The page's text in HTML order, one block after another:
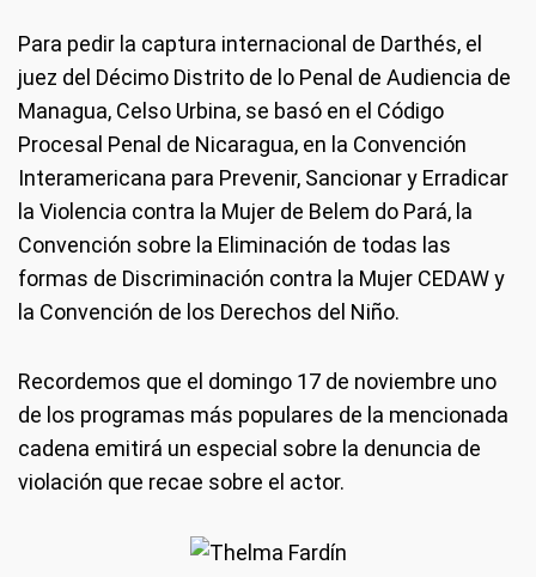
Para pedir la captura internacional de Darthés, el
juez del Décimo Distrito de lo Penal de Audiencia de
Managua, Celso Urbina, se basó en el Código
Procesal Penal de Nicaragua, en la Convención
Interamericana para Prevenir, Sancionar y Erradicar
la Violencia contra la Mujer de Belem do Pará, la
Convención sobre la Eliminación de todas las
formas de Discriminación contra la Mujer CEDAW y
la Convención de los Derechos del Niño.
Recordemos que el domingo 17 de noviembre uno
de los programas más populares de la mencionada
cadena emitirá un especial sobre la denuncia de
violación que recae sobre el actor.